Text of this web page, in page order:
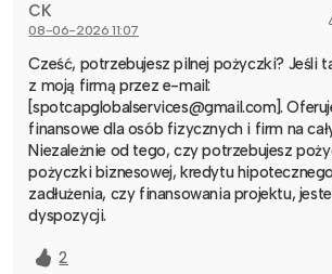
CK
08-06-2026 11:07
Cześć, potrzebujesz pilnej pożyczki? Jeśli
z moją firmą przez e-mail:
[spotcapglobalservices@gmail.com].
finansowe dla osób fizycznych i firm na
Niezależnie od tego, czy potrzebujesz
pożyczki biznesowej, kredytu
zadłużenia, czy finansowania projektu,
dyspozycji.
2